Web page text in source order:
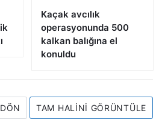
Kaçak avcılık
operasyonunda 500
kalkan balığına el
konuldu
TAM HALINI GÖRÜNTÜLE